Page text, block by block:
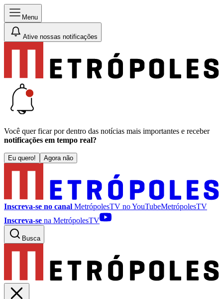
Menu
Ative nossas notificações
Você quer ficar por dentro das notícias mais importantes e receber
notificações em tempo real?
Eu quero! Agora não
Inscreva-se no canal MetrópolesTV noYouTubeMetrópolesTV
Inscreva-se na MetrópolesTV
Busca